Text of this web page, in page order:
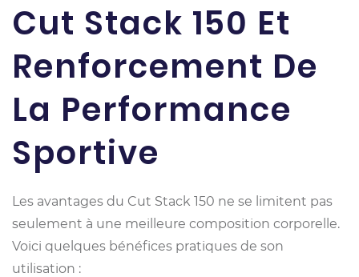
Cut Stack 150 Et
Renforcement De
La Performance
Sportive
Les avantages du Cut Stack 150 ne se limitent pas
seulement à une meilleure composition corporelle.
Voici quelques bénéfices pratiques de son
utilisation :